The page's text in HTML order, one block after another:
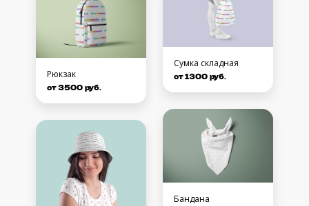
Рюкзак
от 3500 руб.
Сумка складная
от 1300 руб.
Бандана